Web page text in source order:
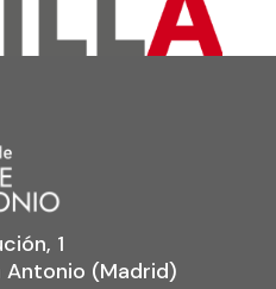
1
Antonio (Madrid)